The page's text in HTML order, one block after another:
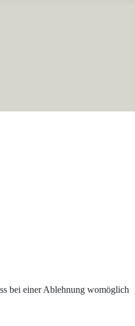
bei einer Ablehnung womöglich